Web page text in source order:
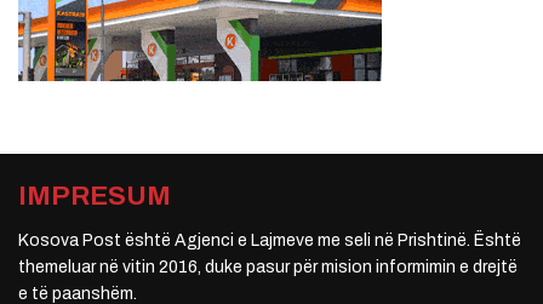
IMPRESUM
Kosova Post është Agjenci e Lajmeve me seli në Prishtinë. Është
themeluar në vitin 2016, duke pasur për mision informimin e drejtë
e të paanshëm.